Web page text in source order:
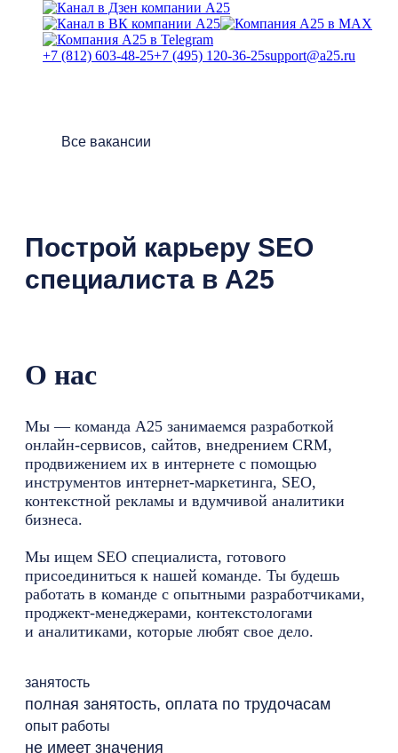
+7 (812) 603-48-25+7 (495) 120-36-25support@a25.ru
Все вакансии
Построй карьеру SEO
специалиста в А25
О нас
Мы — команда А25 занимаемся разработкой
онлайн-сервисов, сайтов, внедрением CRM,
продвижением их в интернете с помощью
инструментов интернет-маркетинга, SEO,
контекстной рекламы и вдумчивой аналитики
бизнеса.
Мы ищем SEO специалиста, готового
присоединиться к нашей команде. Ты будешь
работать в команде с опытными разработчиками,
проджект-менеджерами, контекстологами
и аналитиками, которые любят свое дело.
занятость
полная занятость, оплата по трудочасам
опыт работы
не имеет значения